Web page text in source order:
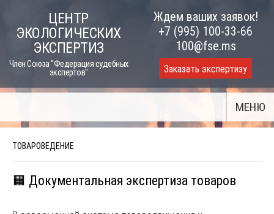
content
ЦЕНТР
ЭКОЛОГИЧЕСКИХ
ЭКСПЕРТИЗ
Член Союза "Федерация судебных
экспертов"
Ждем ваших заявок!
+7 (995) 100-33-66
100@fse.ms
Заказать экспертизу
МЕНЮ
ТОВАРОВЕДЕНИЕ
🟧 Документальная экспертиза товаров